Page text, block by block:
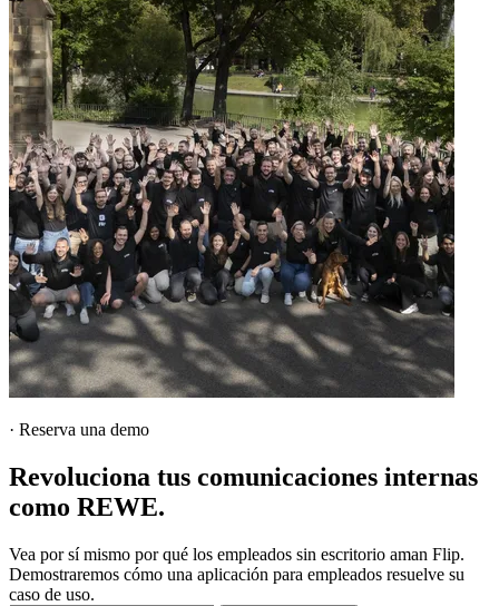
· Reserva una demo
Revoluciona tus comunicaciones internas
como REWE.
Vea por sí mismo por qué los empleados sin escritorio aman Flip.
Demostraremos cómo una aplicación para empleados resuelve su
caso de uso.